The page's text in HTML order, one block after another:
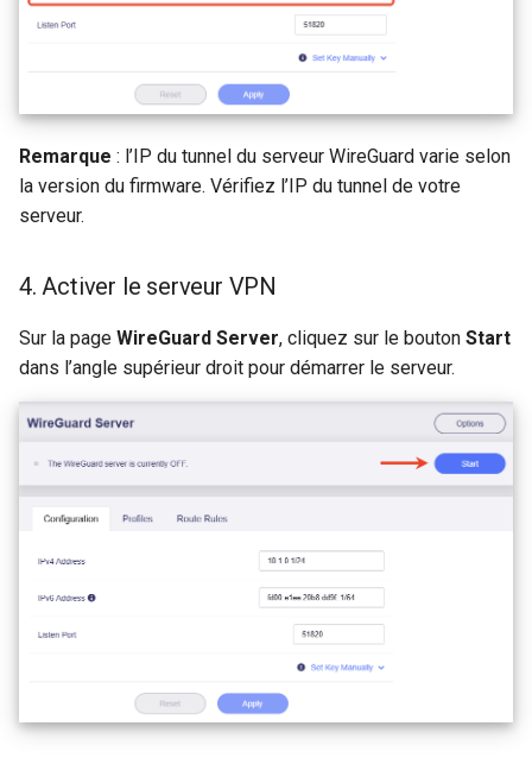
Remarque : l’IP du tunnel du serveur WireGuard varie selon
la version du firmware. Vérifiez l’IP du tunnel de votre
serveur.
4. Activer le serveur VPN
Sur la page WireGuard Server, cliquez sur le bouton Start
dans l’angle supérieur droit pour démarrer le serveur.